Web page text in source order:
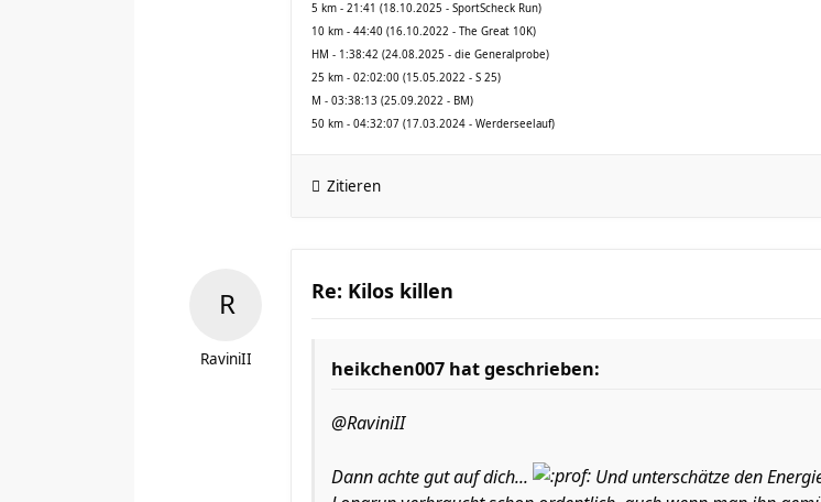
5 km - 21:41 (18.10.2025 - SportScheck Run)
10 km - 44:40 (16.10.2022 - The Great 10K)
HM - 1:38:42 (24.08.2025 - die Generalprobe)
25 km - 02:02:00 (15.05.2022 - S 25)
M - 03:38:13 (25.09.2022 - BM)
50 km - 04:32:07 (17.03.2024 - Werderseelauf)
Zitieren
RaviniII
Re: Kilos killen
heikchen007 hat geschrieben:
@RaviniII
Dann achte gut auf dich...
Und unterschätze den